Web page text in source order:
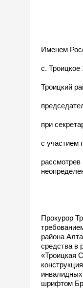
Именем
с. Троицкое
Троицкий
при
с участием
Прокурор
района
средства в
«Троицкая
шрифтом